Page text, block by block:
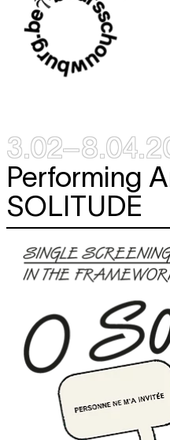
Performing
SOLITUDE